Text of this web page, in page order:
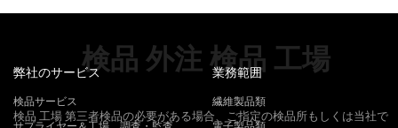
検品 外注 検品 工場
検品 工場 第三者検品の必要がある場合、ご指定の検品所もしくは当社で
弊社のサービス
検品サービス
業務範囲
繊維製品類